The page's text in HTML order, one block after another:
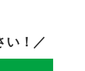
い！／